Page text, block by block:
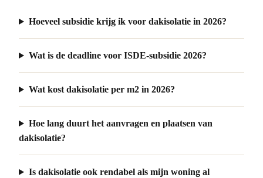
Hoeveel subsidie krijg ik voor dakisolatie in 2026?
Wat is de deadline voor ISDE-subsidie 2026?
Wat kost dakisolatie per m2 in 2026?
Hoe lang duurt het aanvragen en plaatsen van
dakisolatie?
Is dakisolatie ook rendabel als mijn woning al